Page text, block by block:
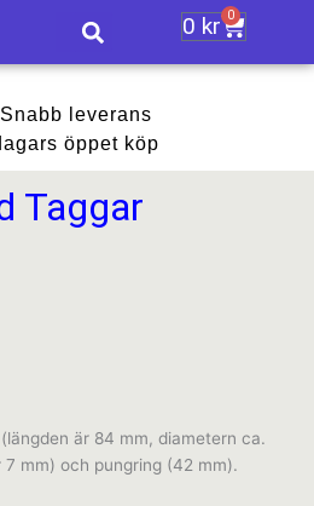
0 kr 0
Snabb leverans
öppet köp
Taggar
är 84 mm, diametern ca.
mm) och pungring (42 mm).